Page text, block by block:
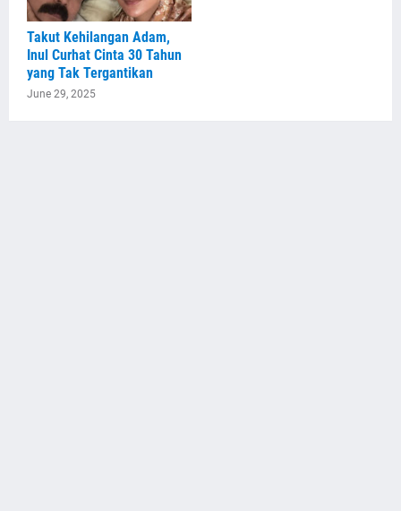
Takut Kehilangan Adam,
Inul Curhat Cinta 30 Tahun
yang Tak Tergantikan
June 29, 2025